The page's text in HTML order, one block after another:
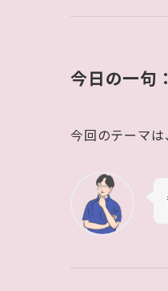
今日の一句
今回のテーマは